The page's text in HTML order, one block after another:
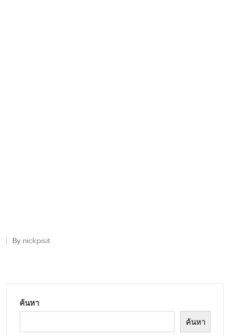
Posted
By nickpisit
ค้นหา
ค้นหา